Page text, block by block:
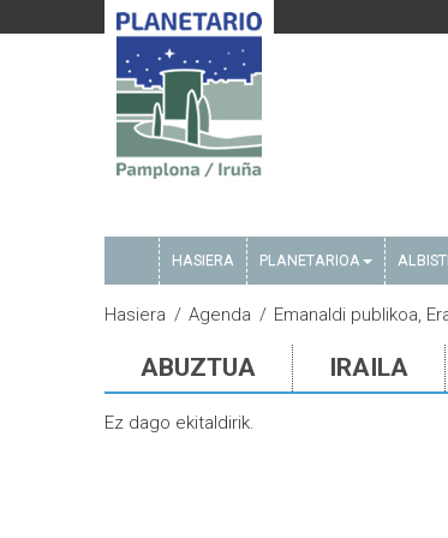
HASIERA PLANETARIOA
Hasiera Agenda Emanaldi publikoa,
ABUZTUA IRAILA
Ez dago ekitaldirik.